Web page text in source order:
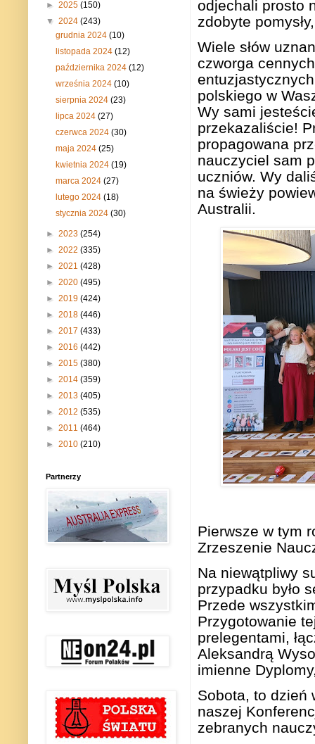
odjechali prosto
zdobyte
Wiele słów
czworga
polskiego w
Wy sami
przekazaliście!
propagowana
nauczyciel sam
uczniów. Wy
na świeży
Australii.
Pierwsze w tym
Zrzeszenie
Na niewątpliwy
przypadku było
Przede
Przygotowanie
prelegentami,
Aleksandrą
imienne
Sobota, to dzień
naszej
zebranych
► 2025 (150)
▼ 2024 (243)
grudnia 2024(10)
listopada 2024(12)
października 2024(12)
września 2024(10)
sierpnia 2024(23)
lipca 2024(27)
czerwca 2024(30)
maja 2024(25)
kwietnia 2024(19)
marca 2024(27)
lutego 2024(18)
stycznia 2024(30)
► 2023 (254)
► 2022 (335)
► 2021 (428)
► 2020 (495)
► 2019 (424)
► 2018 (446)
► 2017 (433)
► 2016 (442)
► 2015 (380)
► 2014 (359)
► 2013 (405)
► 2012 (535)
► 2011 (464)
► 2010 (210)
Partnerzy